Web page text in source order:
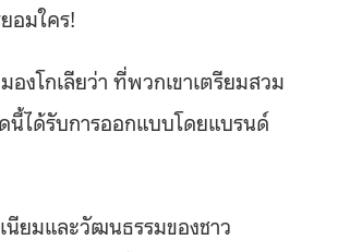
อมใคร!
งโกเลียว่า ที่พวกเขาเตรียมสวม
นี้ได้รับการออกแบบโดยแบรนด์
นียมและวัฒนธรรมของชาว